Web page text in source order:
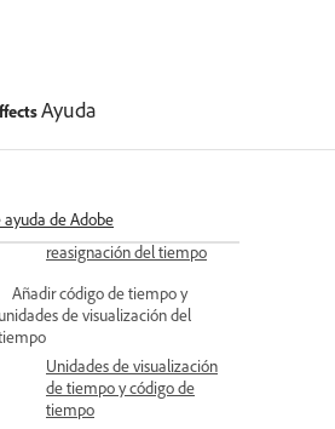
Ayuda
ayuda de Adobe
Velocidad entre fotogramas clave
Ampliación del tiempo y
reasignación del tiempo
Añadir código de tiempo y
unidades de visualización del
Unidades de visualización
de tiempo y código de
tiempo